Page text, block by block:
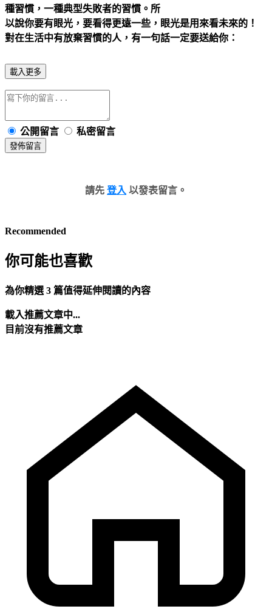
種習慣，一種典型失敗者的習慣。所
以說你要有眼光，要看得更遠一些，眼光是用來看未來的！
對在生活中有放棄習慣的人，有一句話一定要送給你：
載入更多
公開留言 私密留言
發佈留言
請先 登入 以發表留言。
Recommended
你可能也喜歡
為你精選 3 篇值得延伸閱讀的內容
載入推薦文章中...
目前沒有推薦文章